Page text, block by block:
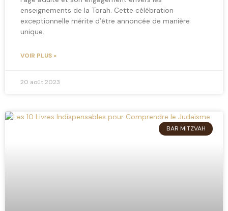
enseignements de la Torah. Cette célébration
exceptionnelle mérite d’être annoncée de manière
unique.
VOIR PLUS »
20 août 2023
BAR MITZVAH